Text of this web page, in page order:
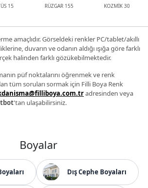
15 RÜZGAR 155 KOZMİK 30
amaçlıdır. Görseldeki renkler PC/tablet/akıllı
duvarın ve odanın aldığı ışığa göre farklı
halinden farklı gözükebilmektedir.
püf noktalarını öğrenmek ve renk
tüm soruları sormak için Filli Boya Renk
adresinden veya
'tan ulaşabilirsiniz.
Boyalar
Dış Cephe Boyaları